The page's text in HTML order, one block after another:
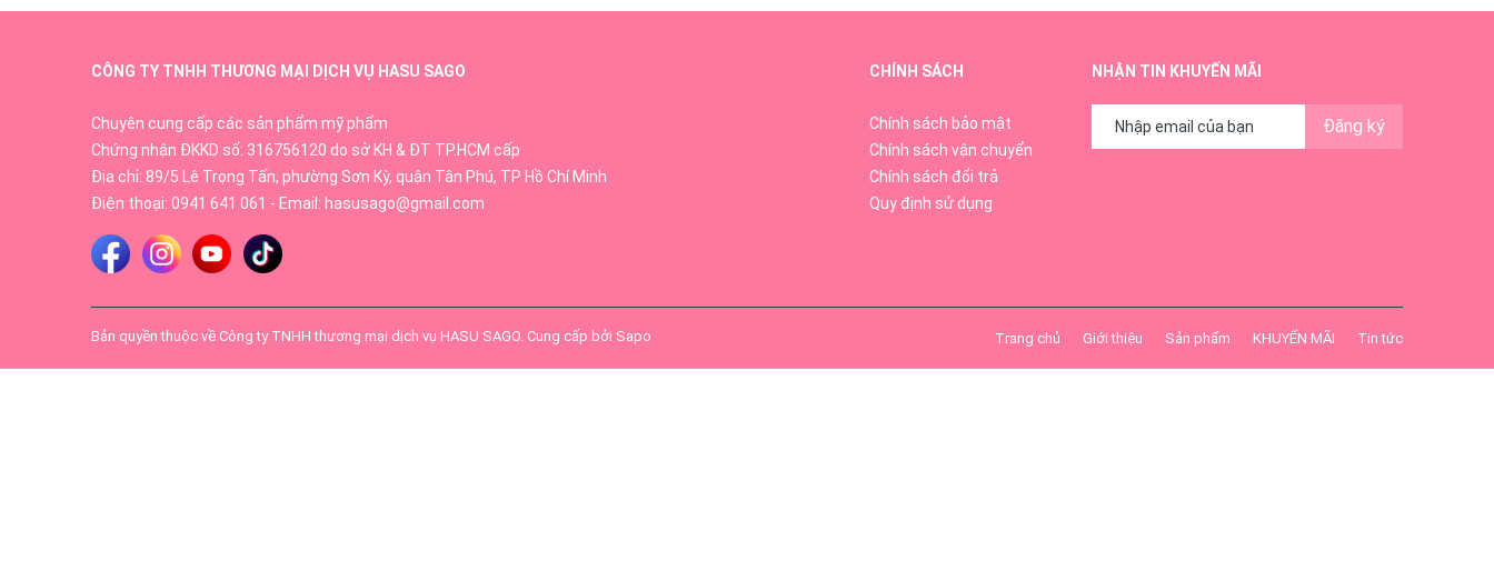
CÔNG TY TNHH THƯƠNG MẠI DỊCH VỤ HASU SAGO
Chuyên cung cấp các sản phẩm mỹ phẩm
Chứng nhận ĐKKD số: 316756120 do sở KH & ĐT TP.HCM cấp
Địa chỉ: 89/5 Lê Trọng Tấn, phường Sơn Kỳ, quận Tân Phú, TP Hồ Chí Minh
Điện thoại: 0941 641 061 - Email: hasusago@gmail.com
CHÍNH SÁCH
Chính sách bảo mật
Chính sách vận chuyển
Chính sách đổi trả
Quy định sử dụng
NHẬN TIN KHUYẾN MÃI
Đăng ký
Bản quyền thuộc về Công ty TNHH thương mại dịch vụ HASU SAGO. Cung cấp bởi Sapo Trang chủ Giới thiệu Sản phẩm KHUYẾN MÃI Tin tức